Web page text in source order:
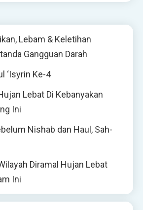
Lebam & Keletihan
Gangguan Darah
‘Isyrin Ke-4
Lebat Di Kebanyakan
Ini
Nishab dan Haul, Sah-
Diramal Hujan Lebat
Ini